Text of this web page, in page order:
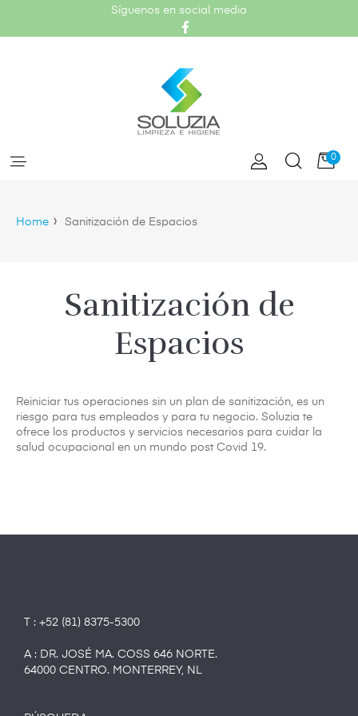
Síguenos en social media
Facebook
0
Home › Sanitización de Espacios
Sanitización de
Espacios
Reiniciar tus operaciones sin un plan de sanitización, es un
riesgo para tus empleados y para tu negocio. Soluzia te
ofrece los productos y servicios necesarios para cuidar la
salud ocupacional en un mundo post Covid 19.
T : +52 (81) 8375-5300
A : DR. JOSÉ MA. COSS 646 NORTE.
64000 CENTRO. MONTERREY, NL